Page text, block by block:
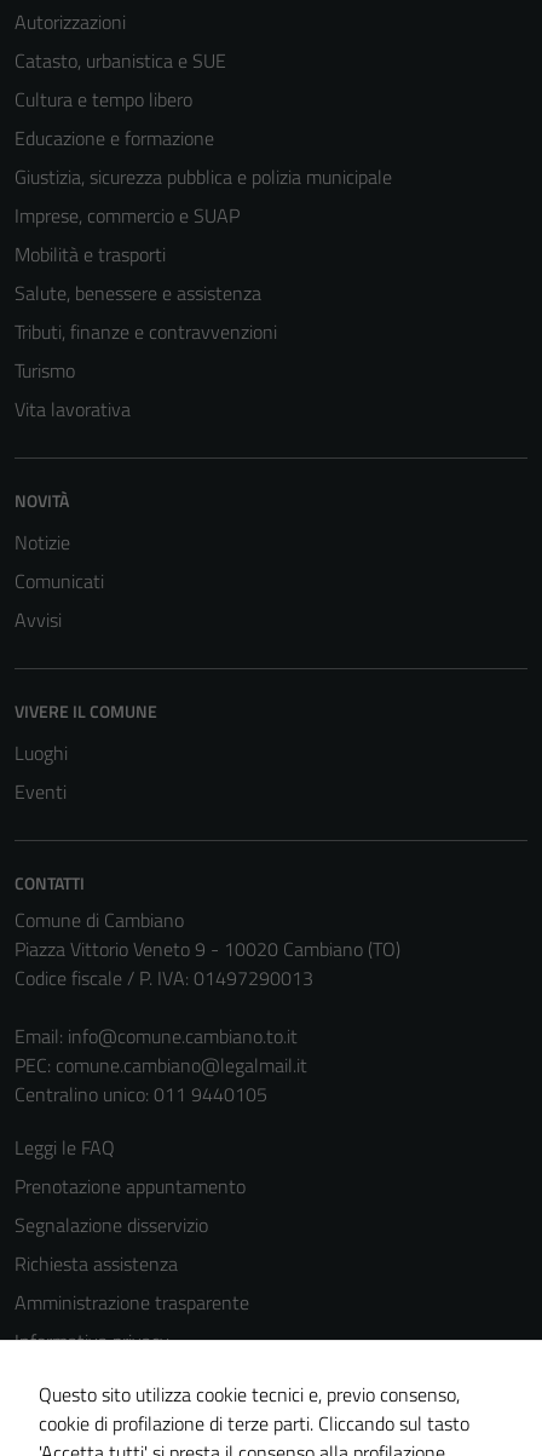
Autorizzazioni
Catasto, urbanistica e SUE
Cultura e tempo libero
Educazione e formazione
Giustizia, sicurezza pubblica e polizia municipale
Imprese, commercio e SUAP
Mobilità e trasporti
Salute, benessere e assistenza
Tributi, finanze e contravvenzioni
Turismo
Vita lavorativa
NOVITÀ
Notizie
Comunicati
Avvisi
VIVERE IL COMUNE
Luoghi
Eventi
CONTATTI
Comune di Cambiano
Piazza Vittorio Veneto 9 - 10020 Cambiano (TO)
Codice fiscale / P. IVA: 01497290013
Email: info@comune.cambiano.to.it
PEC: comune.cambiano@legalmail.it
Centralino unico: 011 9440105
Leggi le FAQ
Prenotazione appuntamento
Segnalazione disservizio
Richiesta assistenza
Amministrazione trasparente
Informativa privacy
Cookie Policy
Note legali
Questo sito utilizza cookie tecnici e, previo consenso,
cookie di profilazione di terze parti. Cliccando sul tasto